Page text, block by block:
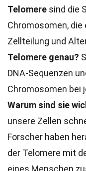
Telomere sind die
Chromosomen, die
Zellteilung und
Telomere genau?
DNA-Sequenzen
Chromosomen bei
Warum sind sie
unsere Zellen
Forscher haben
der Telomere mit
eines Menschen